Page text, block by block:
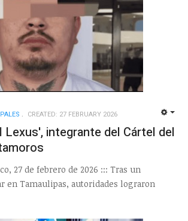
CREATED: 27 FEBRUARY 2026
Lexus', integrante del Cártel del
27 de febrero de 2026 ::: Tras un
en Tamaulipas, autoridades lograron